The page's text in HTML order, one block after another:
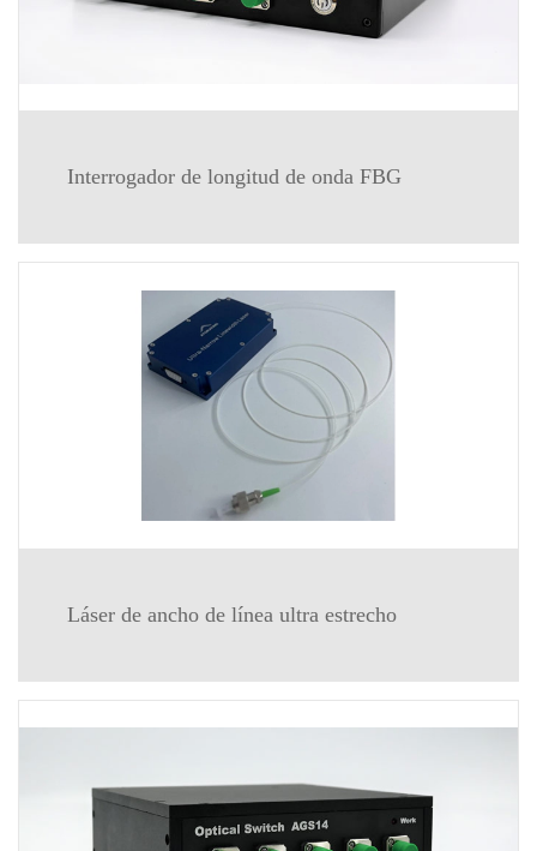
Interrogador de longitud de onda FBG
Láser de ancho de línea ultra estrecho